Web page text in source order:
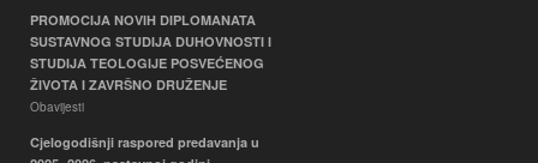
PROMOCIJA NOVIH DIPLOMANATA
SUSTAVNOG STUDIJA DUHOVNOSTI I
STUDIJA TEOLOGIJE POSVEĆENOG
ŽIVOTA I ZAVRŠNO DRUŽENJE
Obavijesti
Cjelogodišnji raspored predavanja u